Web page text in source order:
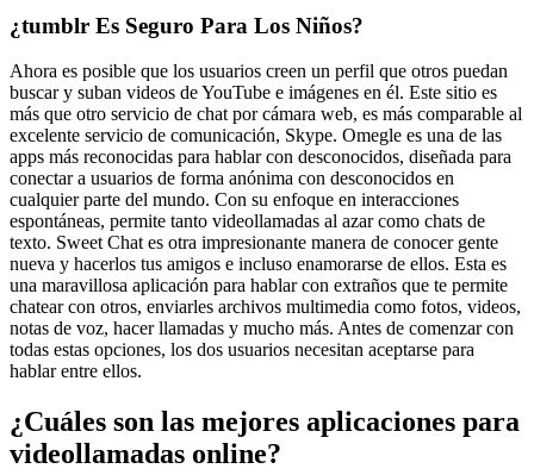
¿tumblr Es Seguro Para Los Niños?
Ahora es posible que los usuarios creen un perfil que otros puedan
buscar y suban videos de YouTube e imágenes en él. Este sitio es
más que otro servicio de chat por cámara web, es más comparable al
excelente servicio de comunicación, Skype. Omegle es una de las
apps más reconocidas para hablar con desconocidos, diseñada para
conectar a usuarios de forma anónima con desconocidos en
cualquier parte del mundo. Con su enfoque en interacciones
espontáneas, permite tanto videollamadas al azar como chats de
texto. Sweet Chat es otra impresionante manera de conocer gente
nueva y hacerlos tus amigos e incluso enamorarse de ellos. Esta es
una maravillosa aplicación para hablar con extraños que te permite
chatear con otros, enviarles archivos multimedia como fotos, videos,
notas de voz, hacer llamadas y mucho más. Antes de comenzar con
todas estas opciones, los dos usuarios necesitan aceptarse para
hablar entre ellos.
¿Cuáles son las mejores aplicaciones para
videollamadas online?